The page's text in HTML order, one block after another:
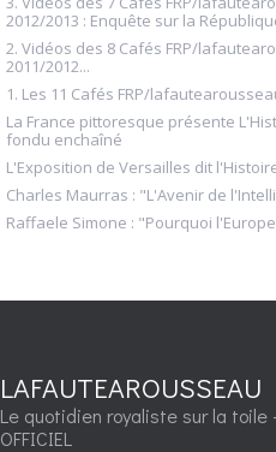
2012/2013 : Enquête sur la
2. Vidéos des 8 Cafés FRP/
2011/2012...
1. Les 11 Cafés FRP/
La France pittoresque présente
fondu enchaîné
L'Exposition de Versailles dit
Charles Maurras : "L'Avenir de
Raffaele Simone : "Pourquoi
LAFAUTEAROUSSEAU
Le quotidien royaliste sur la
OFFICIEL